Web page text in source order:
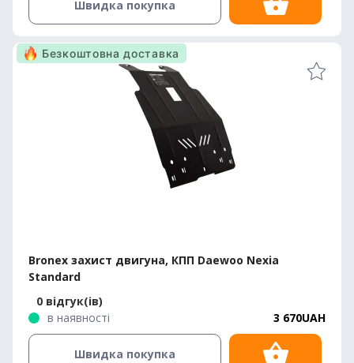
Швидка покупка
Bronex захист двигуна, КПП Daewoo Nexia
Standard
0 відгук(ів)
в наявності
3 670UAH
Безкоштовна доставка
Швидка покупка